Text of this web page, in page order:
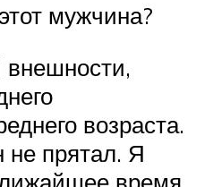
мужчина?
возраста.
не прятал. Я